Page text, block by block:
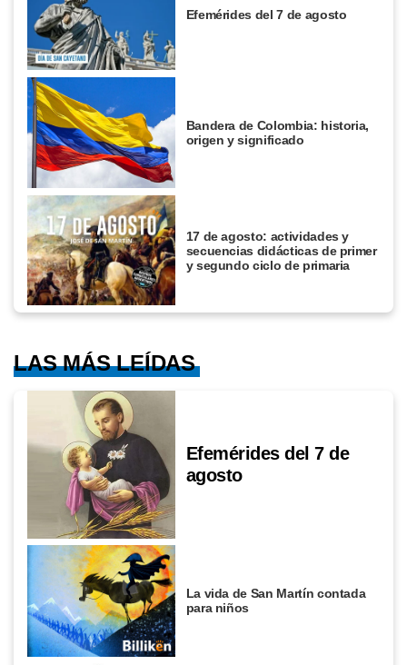
Efemérides del 7 de agosto
Bandera de Colombia: historia,
origen y significado
17 de agosto: actividades y
secuencias didácticas de primer
y segundo ciclo de primaria
LAS MÁS LEÍDAS
Efemérides del 7 de
agosto
La vida de San Martín contada
para niños